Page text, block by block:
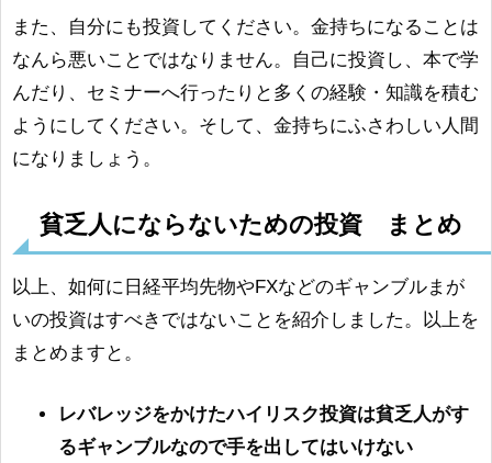
また、自分にも投資してください。金持ちになることは
なんら悪いことではなりません。自己に投資し、本で学
んだり、セミナーへ行ったりと多くの経験・知識を積む
ようにしてください。そして、金持ちにふさわしい人間
になりましょう。
貧乏人にならないための投資 まとめ
以上、如何に日経平均先物やFXなどのギャンブルまが
いの投資はすべきではないことを紹介しました。以上を
まとめますと。
レバレッジをかけたハイリスク投資は貧乏人がす
るギャンブルなので手を出してはいけない